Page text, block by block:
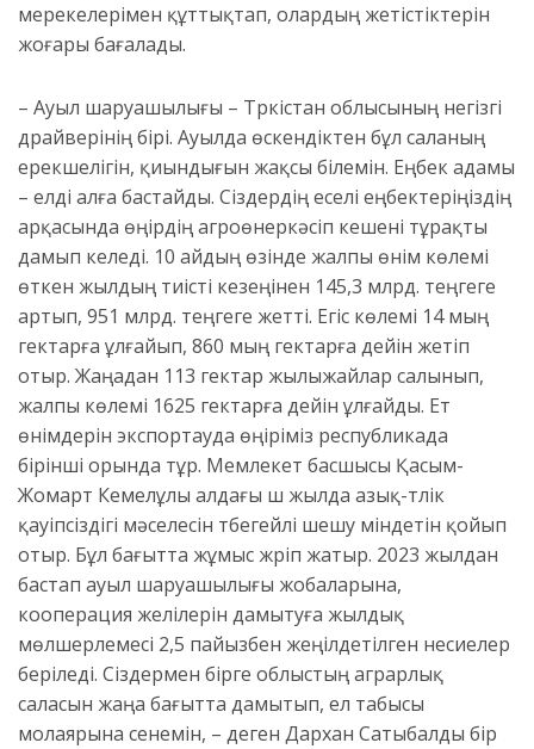
мерекелерімен құттықтап, олардың жетістіктерін
жоғары бағалады.
– Ауыл шаруашылығы – Түркістан облысының негізгі
драйверінің бірі. Ауылда өскендіктен бұл саланың
ерекшелігін, қиындығын жақсы білемін. Еңбек адамы
– елді алға бастайды. Сіздердің еселі еңбектеріңіздің
арқасында өңірдің агроөнеркәсіп кешені тұрақты
дамып келеді. 10 айдың өзінде жалпы өнім көлемі
өткен жылдың тиісті кезеңінен 145,3 млрд. теңгеге
артып, 951 млрд. теңгеге жетті. Егіс көлемі 14 мың
гектарға ұлғайып, 860 мың гектарға дейін жетіп
отыр. Жаңадан 113 гектар жылыжайлар салынып,
жалпы көлемі 1625 гектарға дейін ұлғайды. Ет
өнімдерін экспортауда өңіріміз республикада
бірінші орында тұр. Мемлекет басшысы Қасым-
Жомарт Кемелұлы алдағы үш жылда азық-түлік
қауіпсіздігі мәселесін түбегейлі шешу міндетін қойып
отыр. Бұл бағытта жұмыс жүріп жатыр. 2023 жылдан
бастап ауыл шаруашылығы жобаларына,
кооперация желілерін дамытуға жылдық
мөлшерлемесі 2,5 пайызбен жеңілдетілген несиелер
беріледі. Сіздермен бірге облыстың аграрлық
саласын жаңа бағытта дамытып, ел табысы
молаярына сенемін, – деген Дархан Сатыбалды бір